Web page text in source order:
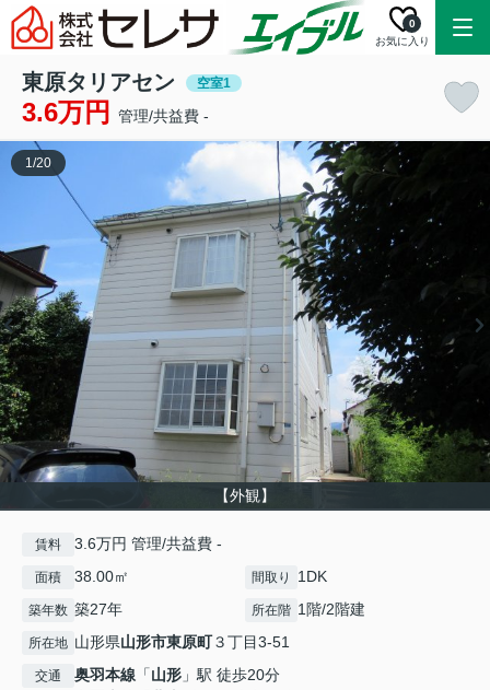
お気に入り
0
東原タリアセン 空室1
3.6万円 管理/共益費 -
【外観】
1/20
賃料 3.6万円 管理/共益費 -
面積 38.00㎡ 間取り 1DK
築年数 築27年 所在階 1階/2階建
所在地 山形県山形市東原町３丁目3-51
交通 奥羽本線 「山形 」駅 徒歩20分